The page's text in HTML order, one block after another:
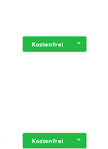
Kostenfrei
Kostenfrei